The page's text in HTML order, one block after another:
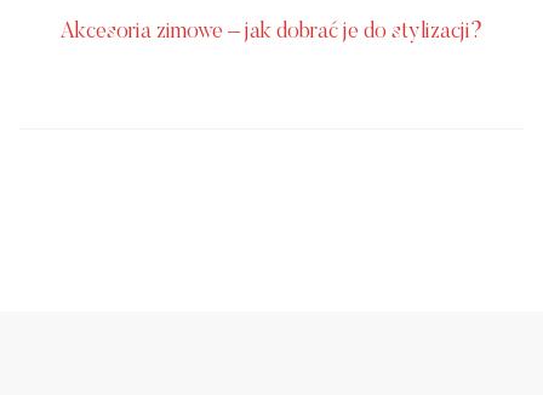
Akcesoria zimowe – jak dobrać je do stylizacji?